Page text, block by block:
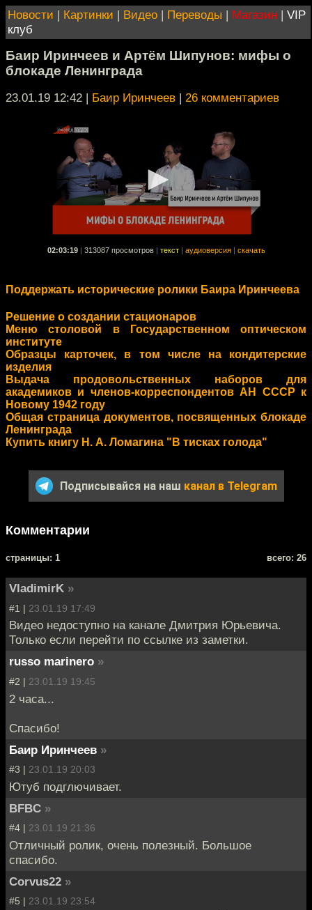
Новости | Картинки | Видео | Переводы | Магазин | VIP
клуб
Баир Иринчеев и Артём Шипунов: мифы о
блокаде Ленинграда
23.01.19 12:42 | Баир Иринчеев | 26 комментариев
02:03:19 313087 просмотров текст аудиоверсия скачать
Поддержать исторические ролики Баира Иринчеева
Решение о создании стационаров
Меню столовой в Государственном оптическом
институте
Образцы карточек, в том числе на кондитерские
изделия
Выдача продовольственных наборов для
академиков и членов-корреспондентов АН СССР к
Новому 1942 году
Общая страница документов, посвященных блокаде
Ленинграда
Купить книгу Н. А. Ломагина "В тисках голода"
Подписывайся на наш канал в Telegram
Комментарии
cтраницы: 1 всего: 26
VladimirK »
#1 | 23.01.19 17:49
Видео недоступно на канале Дмитрия Юрьевича.
Только если перейти по ссылке из заметки.
russo marinero »
#2 | 23.01.19 19:45
2 часа...
Спасибо!
Баир Иринчеев »
#3 | 23.01.19 20:03
Ютуб подглючивает.
BFBC »
#4 | 23.01.19 21:36
Отличный ролик, очень полезный. Большое
спасибо.
Corvus22 »
#5 | 23.01.19 23:54